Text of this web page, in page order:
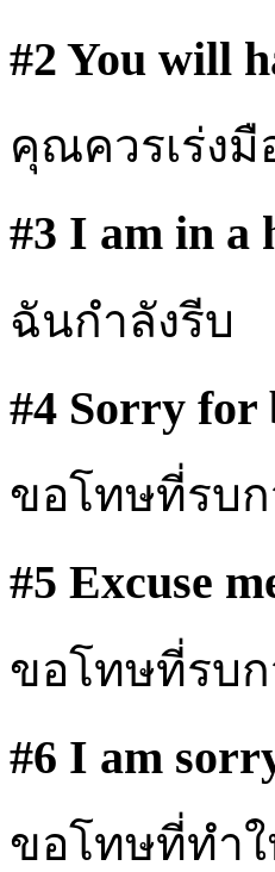
#2 You will
คุณควรเร่ง
#3 I am in a
ฉันกำลังรีบ
#4 Sorry for
ขอโทษที่รบ
#5 Excuse
ขอโทษที่รบ
#6 I am
ขอโทษที่ทำ